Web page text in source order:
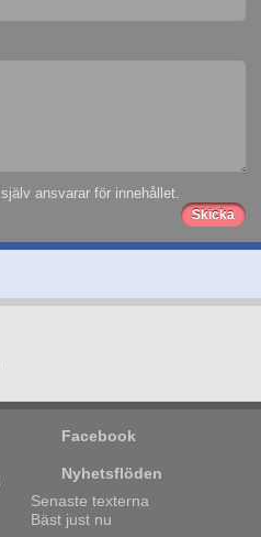
ansvarar för innehållet.
Facebook
Nyhetsflöden
Senaste texterna
Bäst just nu